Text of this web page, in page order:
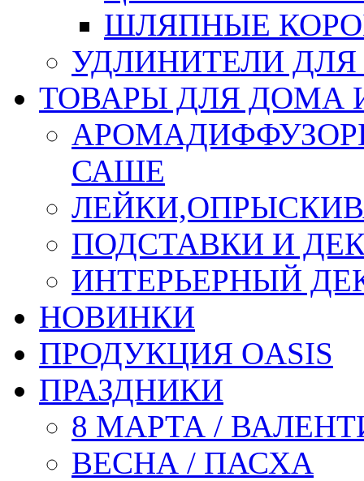
ШЛЯПНЫЕ
УДЛИНИТЕЛИ
ТОВАРЫ ДЛЯ ДОМА
САШЕ
ПОДСТАВКИ И
ИНТЕРЬЕРНЫЙ
НОВИНКИ
ПРОДУКЦИЯ OASIS
ПРАЗДНИКИ
8 МАРТА /
ВЕСНА / ПАСХА